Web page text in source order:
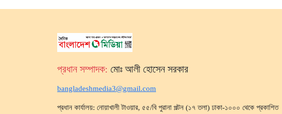
প্রধান সম্পাদক: মোঃ আলী হোসেন সরকার
bangladeshmedia3@gmail.com
প্রধান কার্যালয়: নোয়াখালী টাওয়ার, ৫৫/বি পুরানা পল্টন (১৭ তলা) ঢাকা-১০০০ থেকে প্রকাশিত